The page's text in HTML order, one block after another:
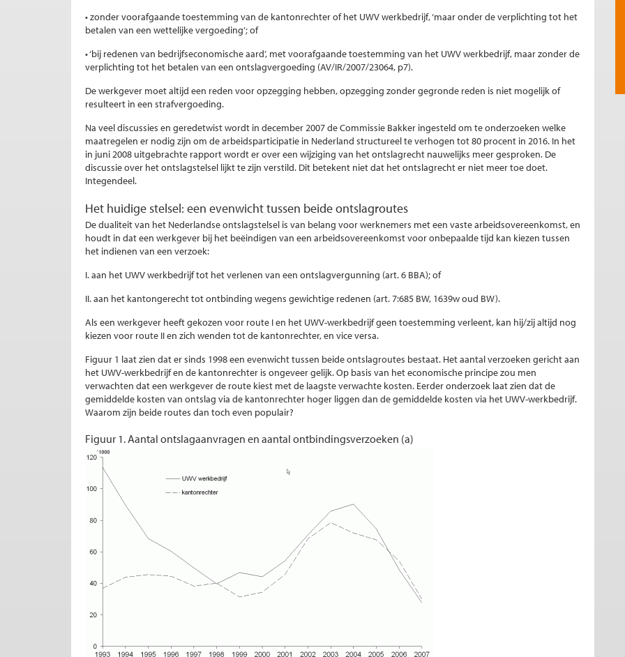
• zonder voorafgaande toestemming van de kantonrechter of het UWV werkbedrijf, ‘maar onder de verplichting tot het
betalen van een wettelijke vergoeding’; of
• ‘bij redenen van bedrijfseconomische aard’, met voorafgaande toestemming van het UWV werkbedrijf, maar zonder de
verplichting tot het betalen van een ontslagvergoeding (AV/IR/2007/23064, p7).
De werkgever moet altijd een reden voor opzegging hebben, opzegging zonder gegronde reden is niet mogelijk of
resulteert in een strafvergoeding.
Na veel discussies en geredetwist wordt in december 2007 de Commissie Bakker ingesteld om te onderzoeken welke
maatregelen er nodig zijn om de arbeidsparticipatie in Nederland structureel te verhogen tot 80 procent in 2016. In het
in juni 2008 uitgebrachte rapport wordt er over een wijziging van het ontslagrecht nauwelijks meer gesproken. De
discussie over het ontslagstelsel lijkt te zijn verstild. Dit betekent niet dat het ontslagrecht er niet meer toe doet.
Integendeel.
Het huidige stelsel: een evenwicht tussen beide ontslagroutes
De dualiteit van het Nederlandse ontslagstelsel is van belang voor werknemers met een vaste arbeidsovereenkomst, en
houdt in dat een werkgever bij het beëindigen van een arbeidsovereenkomst voor onbepaalde tijd kan kiezen tussen
het indienen van een verzoek:
I. aan het UWV werkbedrijf tot het verlenen van een ontslagvergunning (art. 6 BBA); of
II. aan het kantongerecht tot ontbinding wegens gewichtige redenen (art. 7:685 BW, 1639w oud BW).
Als een werkgever heeft gekozen voor route I en het UWV-werkbedrijf geen toestemming verleent, kan hij/zij altijd nog
kiezen voor route II en zich wenden tot de kantonrechter, en vice versa.
Figuur 1 laat zien dat er sinds 1998 een evenwicht tussen beide ontslagroutes bestaat. Het aantal verzoeken gericht aan
het UWV-werkbedrijf en de kantonrechter is ongeveer gelijk. Op basis van het economische principe zou men
verwachten dat een werkgever de route kiest met de laagste verwachte kosten. Eerder onderzoek laat zien dat de
gemiddelde kosten van ontslag via de kantonrechter hoger liggen dan de gemiddelde kosten via het UWV-werkbedrijf.
Waarom zijn beide routes dan toch even populair?
Figuur 1. Aantal ontslagaanvragen en aantal ontbindingsverzoeken (a)